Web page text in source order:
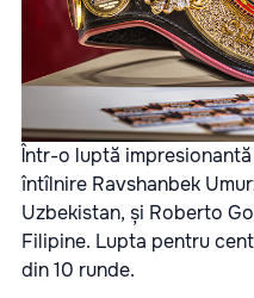
Într-o luptă
întîlnire Ravshanbek
Uzbekistan, și Roberto
Filipine. Lupta pentru
din 10 runde.